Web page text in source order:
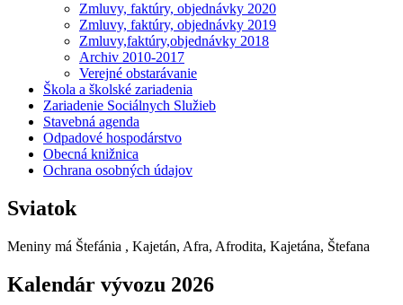
Zmluvy, faktúry, objednávky 2020
Zmluvy, faktúry, objednávky 2019
Zmluvy,faktúry,objednávky 2018
Archiv 2010-2017
Verejné obstarávanie
Škola a školské zariadenia
Zariadenie Sociálnych Služieb
Stavebná agenda
Odpadové hospodárstvo
Obecná knižnica
Ochrana osobných údajov
Sviatok
Meniny má Štefánia , Kajetán, Afra, Afrodita, Kajetána, Štefana
Kalendár vývozu 2026